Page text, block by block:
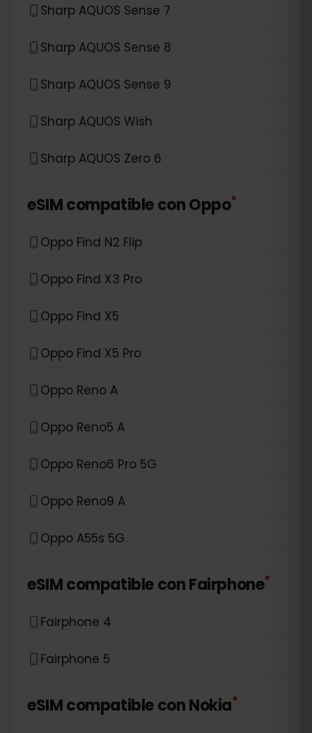
Sharp AQUOS Sense 7
Sharp AQUOS Sense 8
Sharp AQUOS Sense 9
Sharp AQUOS Wish
Sharp AQUOS Zero 6
eSIM compatible conOppo*
Oppo Find N2 Flip
Oppo Find X3 Pro
Oppo Find X5
Oppo Find X5 Pro
Oppo Reno A
Oppo Reno5 A
Oppo Reno6 Pro 5G
Oppo Reno9 A
Oppo A55s 5G
eSIM compatible conFairphone*
Fairphone 4
Fairphone 5
eSIM compatible conNokia*